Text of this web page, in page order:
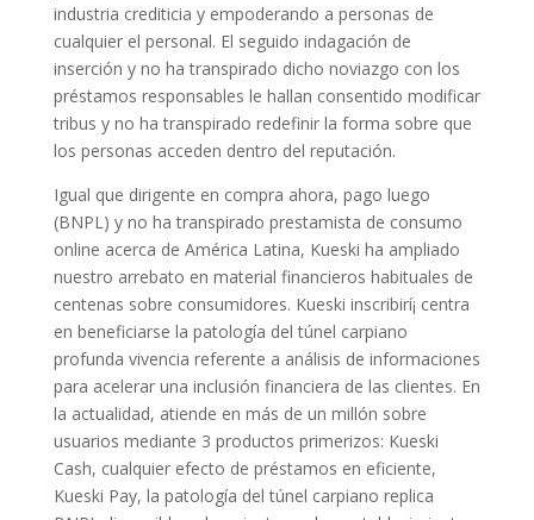
industria crediticia y empoderando a personas de
cualquier el personal. El seguido indagación de
inserción y no ha transpirado dicho noviazgo con los
préstamos responsables le hallan consentido modificar
tribus y no ha transpirado redefinir la forma sobre que
los personas acceden dentro del reputación.
Igual que dirigente en compra ahora, pago luego
(BNPL) y no ha transpirado prestamista de consumo
online acerca de América Latina, Kueski ha ampliado
nuestro arrebato en material financieros habituales de
centenas sobre consumidores. Kueski inscribirí¡ centra
en beneficiarse la patologí­a del túnel carpiano
profunda vivencia referente a análisis de informaciones
para acelerar una inclusión financiera de las clientes. En
la actualidad, atiende en más de un millón sobre
usuarios mediante 3 productos primerizos: Kueski
Cash, cualquier efecto de préstamos en eficiente,
Kueski Pay, la patologí­a del túnel carpiano replica